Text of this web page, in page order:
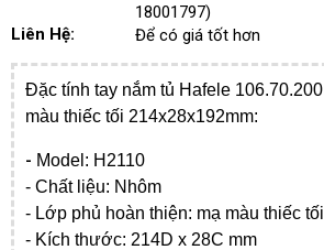
18001797)
Liên Hệ:
Để có giá tốt hơn
Đặc tính tay nắm tủ Hafele 106.70.200
màu thiếc tối 214x28x192mm:
- Model: H2110
- Chất liệu: Nhôm
- Lớp phủ hoàn thiện: mạ màu thiếc tối
- Kích thước: 214D x 28C mm